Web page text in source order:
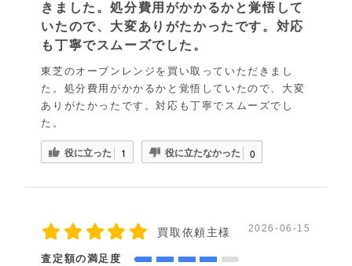
きました。処分費用がかかるかと覚悟して
いたので、大変ありがたかったです。対応
も丁寧でスムーズでした。
東芝のオーブンレンジを買い取っていただきまし
た。処分費用がかかるかと覚悟していたので、大変
ありがたかったです。対応も丁寧でスムーズでし
た。
役に立った 1 役に立たなかった 0
買取依頼主様 2026-06-15
査定額の満足度